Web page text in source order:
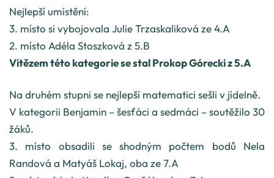
Nejlepší umístění:
3. místo si vybojovala Julie Trzaskaliková ze 4.A
2. místo Adéla Stoszková z 5.B
Vítězem této kategorie se stal Prokop Górecki z 5.A
Na druhém stupni se nejlepší matematici sešli v jídelně.
V kategorii Benjamin – šesťáci a sedmáci – soutěžilo 30
žáků.
3. místo obsadili se shodným počtem bodů Nela
Randová a Matyáš Lokaj, oba ze 7.A